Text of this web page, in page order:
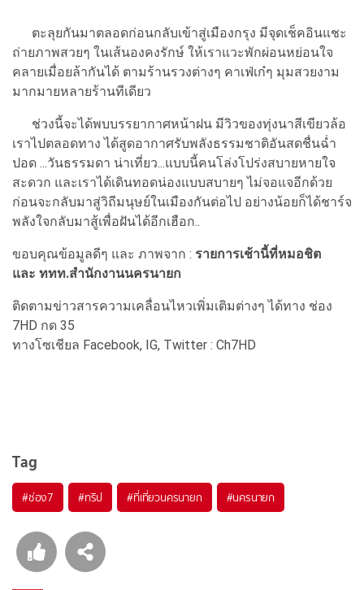
ตะลุยกันมาตลอดก่อนกลับเข้าสู่เมืองกรุง มีจุดเช็คอินแชะ
ถ่ายภาพสวยๆ ในเส้นองคงรักษ์ ให้เราแวะพักผ่อนหย่อนใจ
คลายเมื่อยล้ากันได้ ตามร้านรวงต่างๆ คาเฟ่เก๋ๆ มุมสวยงาม
มากมายหลายร้านทีเดียว
ช่วงนี้จะได้พบบรรยากาศหน้าฝน มีวิวของทุ่งนาสีเขียวล้อ
เราไปตลอดทาง ได้สูดอากาศรับพลังธรรมชาติอันสดชื่นฉ่ำ
ปอด ...วันธรรมดา น่าเที่ยว...แบบนี้คนโล่งโปร่งสบายหายใจ
สะดวก และเราได้เดินทอดน่องแบบสบายๆ ไม่จอแจอีกด้วย
ก่อนจะกลับมาสู่วิถีมนุษย์ในเมืองกันต่อไป อย่างน้อยก็ได้ชาร์จ
พลังใจกลับมาสู้เพื่อฝันได้อีกเฮือก..
ขอบคุณข้อมูลดีๆ และ ภาพจาก : รายการเช้านี้ที่หมอชิต
และ ททท.สำนักงานนครนายก
ติดตามข่าวสารความเคลื่อนไหวเพิ่มเติมต่างๆ ได้ทาง ช่อง
7HD กด 35
ทางโซเชียล Facebook, IG, Twitter : Ch7HD
Tag
#ช่อง7 #ทริป #ที่เที่ยวนครนายก #นครนายก